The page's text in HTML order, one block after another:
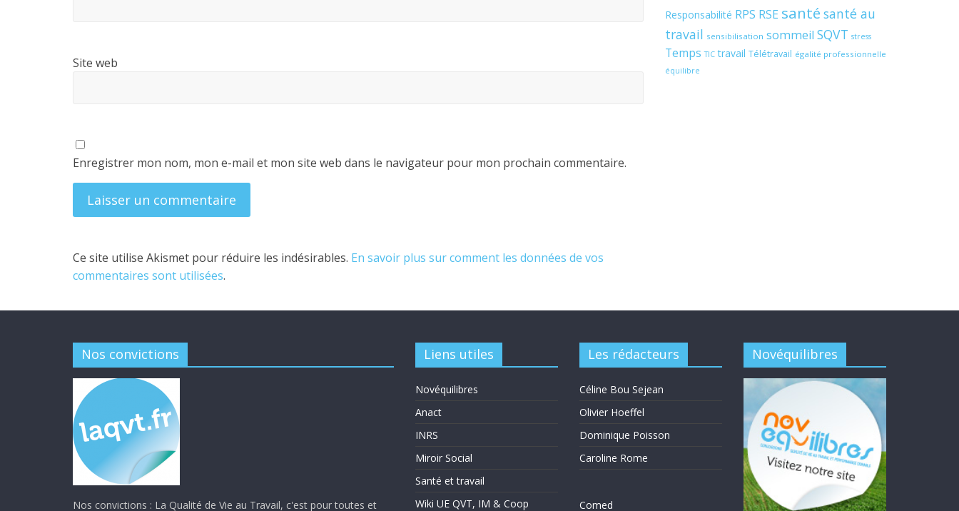
Site web
Enregistrer mon nom, mon e-mail et mon site web dans le navigateur pour mon prochain commentaire.
Ce site utilise Akismet pour réduire les indésirables. En savoir plus sur comment les données de vos
commentaires sont utilisées.
Responsabilité RPS RSE santé santé au
travail sensibilisation sommeil SQVT stress
Temps TIC travail Télétravail égalité professionnelle
équilibre
Nos convictions
Nos convictions : La Qualité de Vie au Travail, c'est pour toutes et
Liens utiles
Novéquilibres
Anact
INRS
Miroir Social
Santé et travail
Wiki UE QVT, IM & Coop
Les rédacteurs
Céline Bou Sejean
Olivier Hoeffel
Dominique Poisson
Caroline Rome
Comed
Novéquilibres